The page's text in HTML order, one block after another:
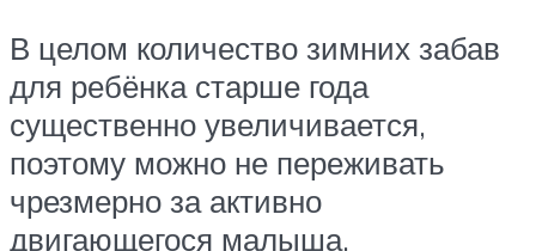
В целом количество зимних забав
для ребёнка старше года
существенно увеличивается,
поэтому можно не переживать
чрезмерно за активно
двигающегося малыша.